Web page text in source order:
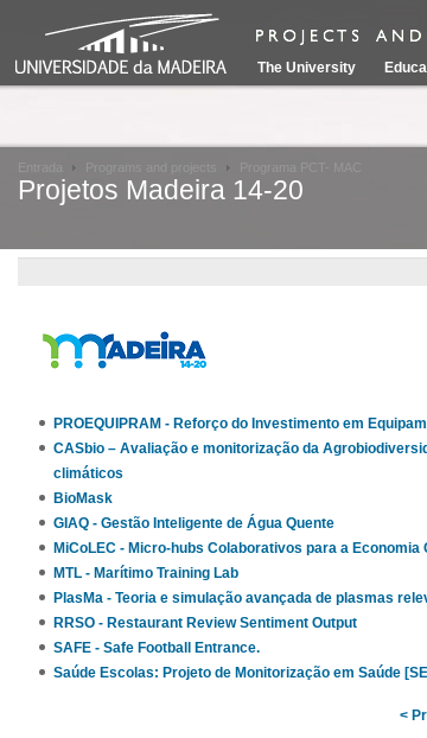
The University
Entrada Programs and projects Programa PCT- MAC
Projetos Madeira 14-20
PROEQUIPRAM - Reforço do Investimento em
CASbio – Avaliação e monitorização da
climáticos
BioMask
GIAQ - Gestão Inteligente de Água Quente
MiCoLEC - Micro-hubs Colaborativos para a Economia
MTL - Marítimo Training Lab
PlasMa - Teoria e simulação avançada de plasmas
RRSO - Restaurant Review Sentiment Output
SAFE - Safe Football Entrance.
Saúde Escolas: Projeto de Monitorização em Saúde
<